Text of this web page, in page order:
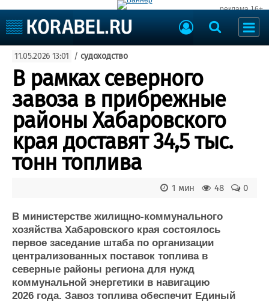
реклама 16+
Судоходство
Судоремонт
События
Пресс-релизы
Порты
Рыболовство
ВМФ
Образование
Яхты и катера
Еще
Компании
Репутация
Работа
Крюинг
Журнал
Реклама
Доска объявлений
Оборудование
Изделия
Материалы
11.05.2026 13:01 / судоходство
В рамках северного
завоза в прибрежные
районы Хабаровского
края доставят 34,5 тыс.
тонн топлива
0
48
1 мин
В министерстве жилищно-коммунального
хозяйства Хабаровского края состоялось
первое заседание штаба по организации
централизованных поставок топлива в
северные районы региона для нужд
коммунальной энергетики в навигацию
2026 года. Завоз топлива обеспечит Единый